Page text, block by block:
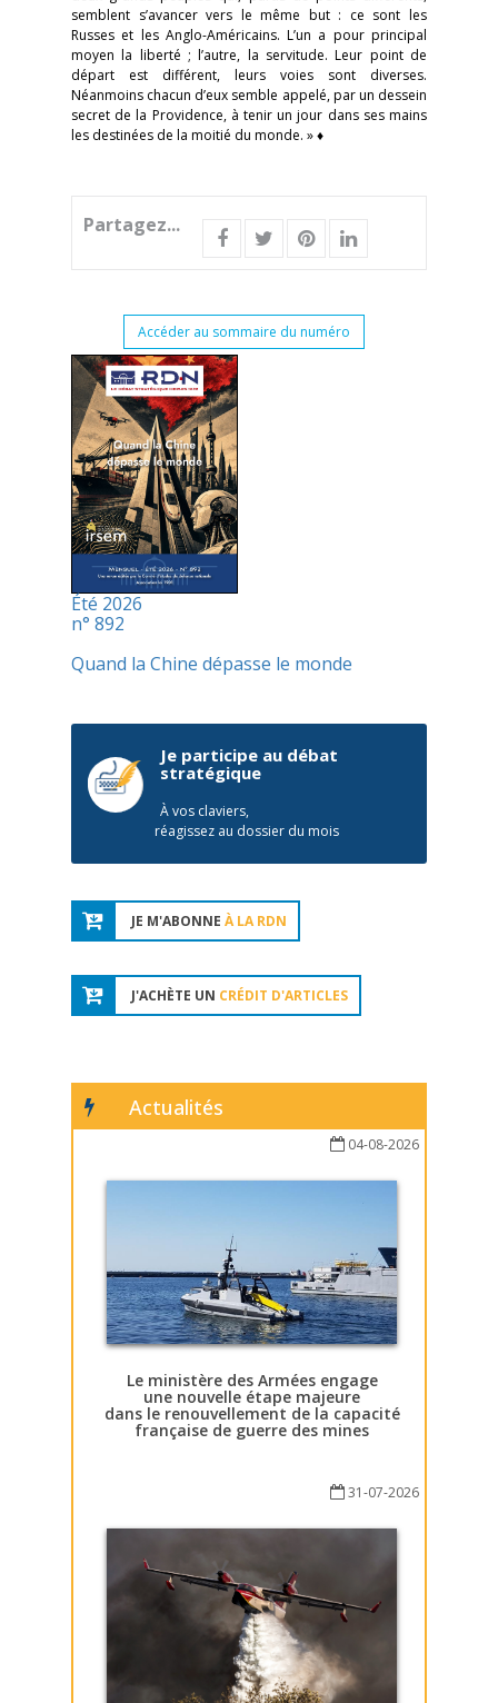
semblent s’avancer vers le même but : ce sont les
Russes et les Anglo-Américains. L’un a pour principal
moyen la liberté ; l’autre, la servitude. Leur point de
départ est différent, leurs voies sont diverses.
Néanmoins chacun d’eux semble appelé, par un dessein
secret de la Providence, à tenir un jour dans ses mains
les destinées de la moitié du monde. » ♦
Partagez...
Accéder au sommaire du numéro
Été 2026
n° 892
Quand la Chine dépasse le monde
Je participe au débat
stratégique
À vos claviers,
réagissez au dossier du mois
JE M'ABONNE À LA RDN
J'ACHÈTE UN CRÉDIT D'ARTICLES
Actualités
04-08-2026
Le ministère des Armées engage
une nouvelle étape majeure
dans le renouvellement de la capacité
française de guerre des mines
31-07-2026